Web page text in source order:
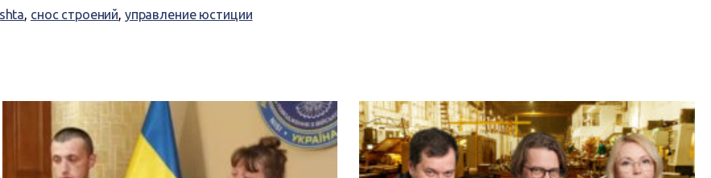
, снос строений, управление юстиции